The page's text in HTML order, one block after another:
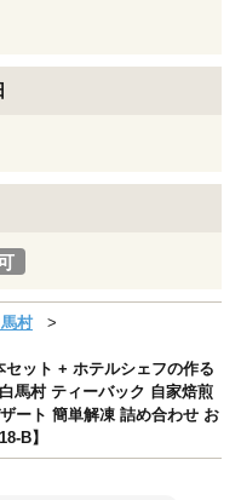
村
セット + ホテルシェフの作る
馬村 ティーバック 自家焙煎
ート 簡単解凍 詰め合わせ お
B】